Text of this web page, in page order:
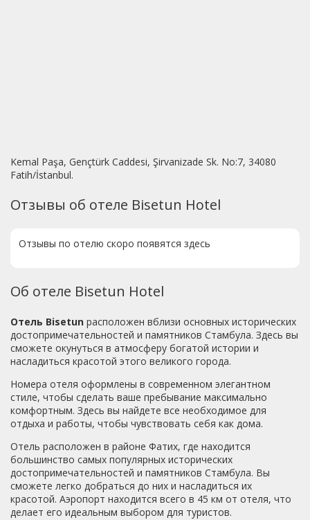
Kemal Paşa, Gençtürk Caddesi, Şirvanizade Sk. No:7, 34080
Fatih/İstanbul.
Отзывы об отеле Bisetun Hotel
Отзывы по отелю скоро появятся здесь
Об отеле Bisetun Hotel
Отель Bisetun расположен вблизи основных исторических
достопримечательностей и памятников Стамбула. Здесь вы
сможете окунуться в атмосферу богатой истории и
насладиться красотой этого великого города.
Номера отеля оформлены в современном элегантном
стиле, чтобы сделать ваше пребывание максимально
комфортным. Здесь вы найдете все необходимое для
отдыха и работы, чтобы чувствовать себя как дома.
Отель расположен в районе Фатих, где находится
большинство самых популярных исторических
достопримечательностей и памятников Стамбула. Вы
сможете легко добраться до них и насладиться их
красотой. Аэропорт находится всего в 45 км от отеля, что
делает его идеальным выбором для туристов.